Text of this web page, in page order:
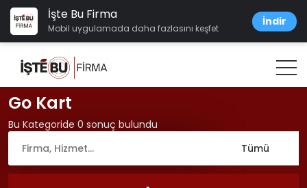
İşte Bu Firma
Mobil uygulamada daha fazlasını keşfet
İndir
Go Kart
Bu Kategoride 0 sonuç bulundu